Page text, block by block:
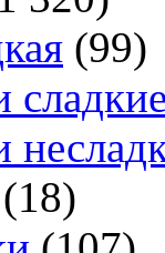
(99)
(18)